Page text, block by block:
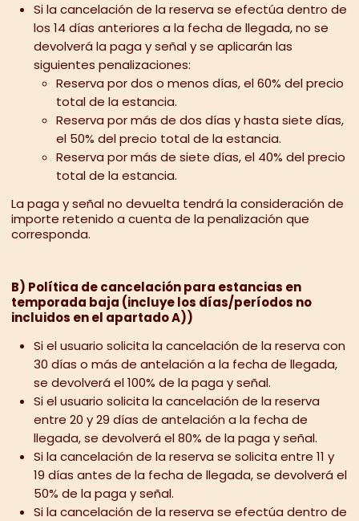
Si la cancelación de la reserva se efectúa dentro de
los 14 días anteriores a la fecha de llegada, no se
devolverá la paga y señal y se aplicarán las
siguientes penalizaciones:
Reserva por dos o menos días, el 60% del precio
total de la estancia.
Reserva por más de dos días y hasta siete días,
el 50% del precio total de la estancia.
Reserva por más de siete días, el 40% del precio
total de la estancia.
La paga y señal no devuelta tendrá la consideración de
importe retenido a cuenta de la penalización que
corresponda.
B) Política de cancelación para estancias en
temporada baja (incluye los días/períodos no
incluidos en el apartado A))
Si el usuario solicita la cancelación de la reserva con
30 días o más de antelación a la fecha de llegada,
se devolverá el 100% de la paga y señal.
Si el usuario solicita la cancelación de la reserva
entre 20 y 29 días de antelación a la fecha de
llegada, se devolverá el 80% de la paga y señal.
Si la cancelación de la reserva se solicita entre 11 y
19 días antes de la fecha de llegada, se devolverá el
50% de la paga y señal.
Si la cancelación de la reserva se efectúa dentro de